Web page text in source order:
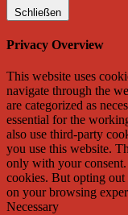
Schließen
Privacy Overview
This website uses
navigate through the
are categorized as
essential for the
also use third-party
you use this website.
only with your
cookies. But opting out
on your browsing
Necessary